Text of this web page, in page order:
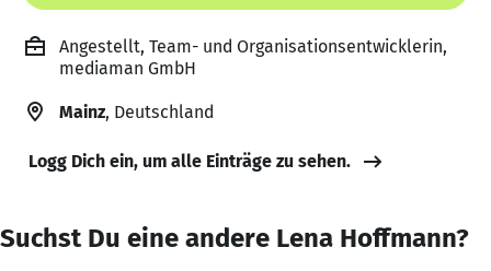
Angestellt, Team- und Organisationsentwicklerin,
mediaman GmbH
Mainz, Deutschland
Logg Dich ein, um alle Einträge zu sehen.
Suchst Du eine andere Lena Hoffmann?